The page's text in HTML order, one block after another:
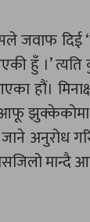
जवाफ दिई
हुँ ।’ त्यति
हौं।
अनुरोध
मान्दै